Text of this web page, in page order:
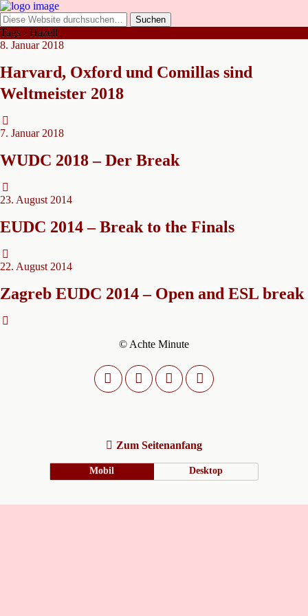
Tags › Hazell
8. Januar 2018
Harvard, Oxford und Comillas sind
Weltmeister 2018
7. Januar 2018
WUDC 2018 – Der Break
23. August 2014
EUDC 2014 – Break to the Finals
22. August 2014
Zagreb EUDC 2014 – Open and ESL break
© Achte Minute
Zum Seitenanfang
Mobil Desktop